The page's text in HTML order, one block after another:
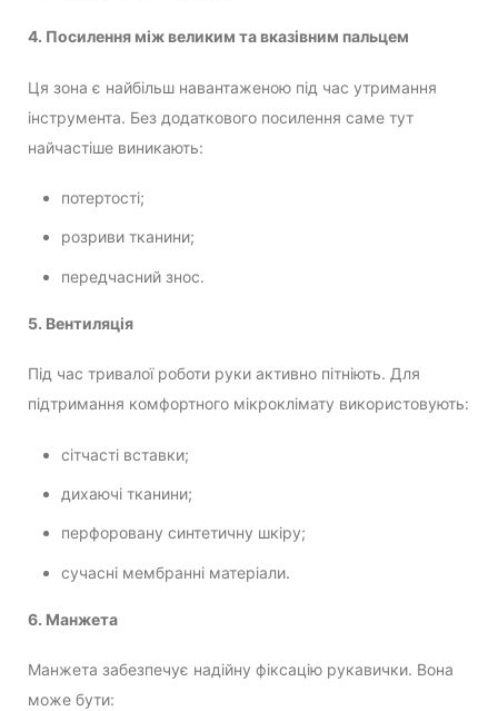
4. Посилення між великим та вказівним пальцем
Ця зона є найбільш навантаженою під час утримання
інструмента. Без додаткового посилення саме тут
найчастіше виникають:
потертості;
розриви тканини;
передчасний знос.
5. Вентиляція
Під час тривалої роботи руки активно пітніють. Для
підтримання комфортного мікроклімату використовують:
сітчасті вставки;
дихаючі тканини;
перфоровану синтетичну шкіру;
сучасні мембранні матеріали.
6. Манжета
Манжета забезпечує надійну фіксацію рукавички. Вона
може бути: